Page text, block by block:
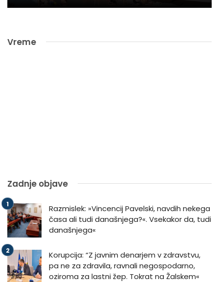
Vreme
Zadnje objave
Razmislek: »Vincencij Pavelski, navdih nekega
časa ali tudi današnjega?«. Vsekakor da, tudi
današnjega«
Korupcija: “Z javnim denarjem v zdravstvu,
pa ne za zdravila, ravnali negospodarno,
oziroma za lastni žep. Tokrat na Žalskem«